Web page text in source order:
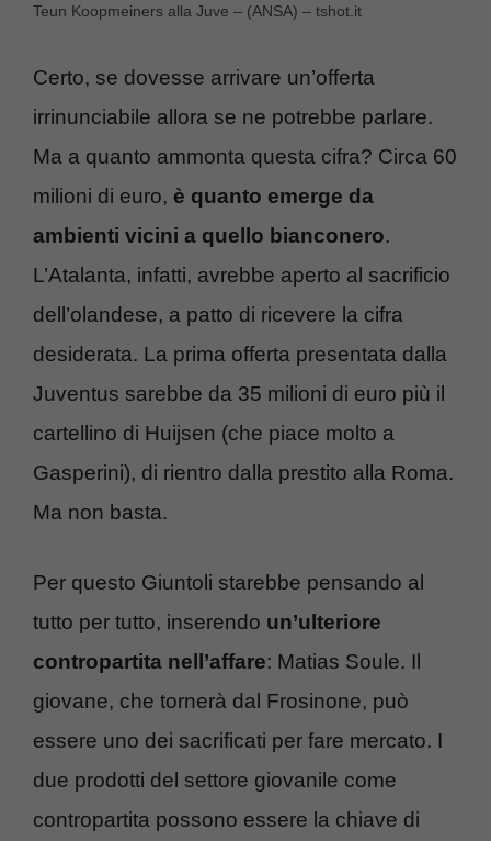
Teun Koopmeiners alla Juve – (ANSA) – tshot.it
Certo, se dovesse arrivare un’offerta
irrinunciabile allora se ne potrebbe parlare.
Ma a quanto ammonta questa cifra? Circa 60
milioni di euro, è quanto emerge da
ambienti vicini a quello bianconero.
L’Atalanta, infatti, avrebbe aperto al sacrificio
dell’olandese, a patto di ricevere la cifra
desiderata. La prima offerta presentata dalla
Juventus sarebbe da 35 milioni di euro più il
cartellino di Huijsen (che piace molto a
Gasperini), di rientro dalla prestito alla Roma.
Ma non basta.
Per questo Giuntoli starebbe pensando al
tutto per tutto, inserendo un’ulteriore
contropartita nell’affare: Matias Soule. Il
giovane, che tornerà dal Frosinone, può
essere uno dei sacrificati per fare mercato. I
due prodotti del settore giovanile come
contropartita possono essere la chiave di